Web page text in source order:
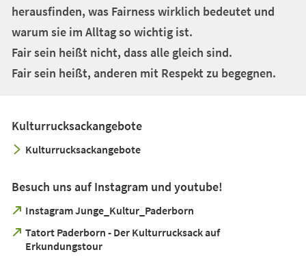
herausfinden, was Fairness wirklich bedeutet und
warum sie im Alltag so wichtig ist.
Fair sein heißt nicht, dass alle gleich sind.
Fair sein heißt, anderen mit Respekt zu begegnen.
Kulturrucksackangebote
Kulturrucksackangebote
Besuch uns auf Instagram und youtube!
Instagram Junge_Kultur_Paderborn
(Öffnet
einem
neuen
Tatort Paderborn - Der Kulturrucksack auf
Erkundungstour
(Öffnet